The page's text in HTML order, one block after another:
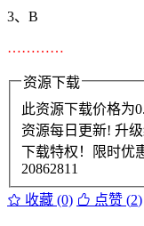
3、B
…………
资源下载
此资源下载价格为
资源每日更新! 升
下载特权！限时优
20862811
收藏 (0) 点赞 (2)